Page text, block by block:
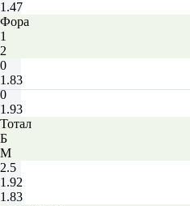
1.47
Фора
1
2
0
1.83
0
1.93
Тотал
Б
М
2.5
1.92
1.83